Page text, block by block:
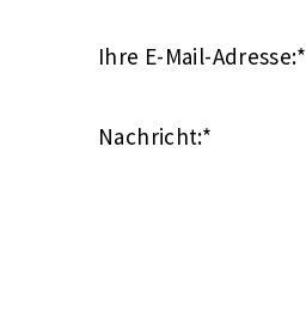
Ihre E-Mail-Adresse:*
Nachricht:*